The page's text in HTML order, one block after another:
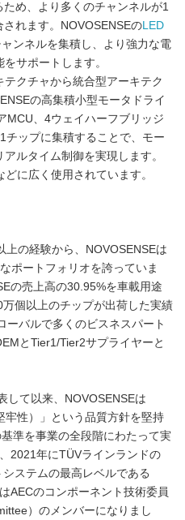
め、より多くのチャンネルが1
れます。NOVOSENSEのLED
ンネルを集積し、より強力な電
サポートします。
クチャから統合型アーキテク
の高集積小型モータドライ
MCU、4ウェイハーフブリッジ
チップに集積することで、モー
ルタイム制御を実現します。
に広く使用されています。
の経験から、NOVOSENSEは
ポートフォリオを誇っていま
の売上高の30.95%を車載用途
個以上のチップが出荷した実績
ーバルで多くのビスネスパート
とTier1/Tier2サプライヤーと
して以来、NOVOSENSEは
牢性）」という品質方針を堅持
準を事業の全段階にわたって実
2021年にTÜVラインランドの
ステムの最高レベルである
AECのコンポーネント技術委員
）のメンバーになりまし